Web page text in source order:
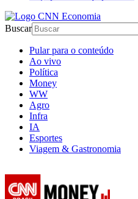
Buscar
Pular para o conteúdo
Ao vivo
Política
Money
WW
Agro
Infra
IA
Esportes
Viagem & Gastronomia